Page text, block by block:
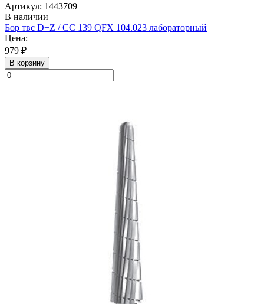
Артикул: 1443709
В наличии
Бор твс D+Z / CC 139 QFX 104.023 лабораторный
Цена:
979 ₽
В корзину